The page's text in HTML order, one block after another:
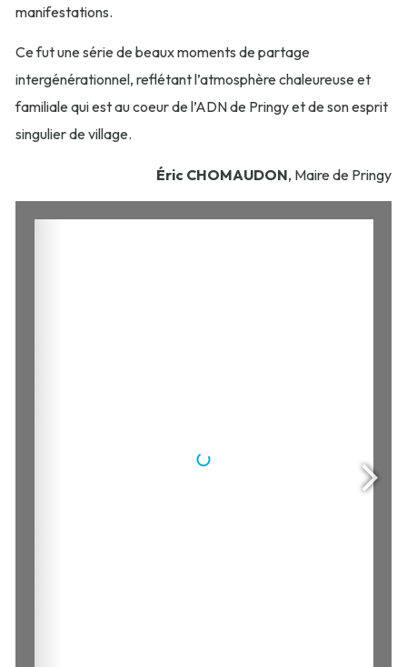
manifestations.
Ce fut une série de beaux moments de partage
intergénérationnel, reflétant l’atmosphère chaleureuse et
familiale qui est au coeur de l’ADN de Pringy et de son esprit
singulier de village.
Éric CHOMAUDON, Maire de Pringy